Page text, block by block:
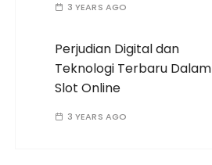
3 YEARS AGO
Perjudian Digital dan
Teknologi Terbaru Dalam
Slot Online
3 YEARS AGO